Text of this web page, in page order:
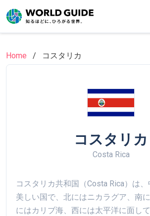
to
main
Home
コスタリカ
コスタリカ
Costa Rica
コスタリカ共和国（Costa Rica）は
美しい国で、北にはニカラグア、南
にはカリブ海、西には太平洋に面し